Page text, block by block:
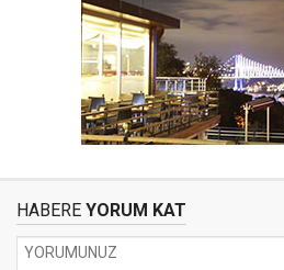
HABERE YORUM KAT